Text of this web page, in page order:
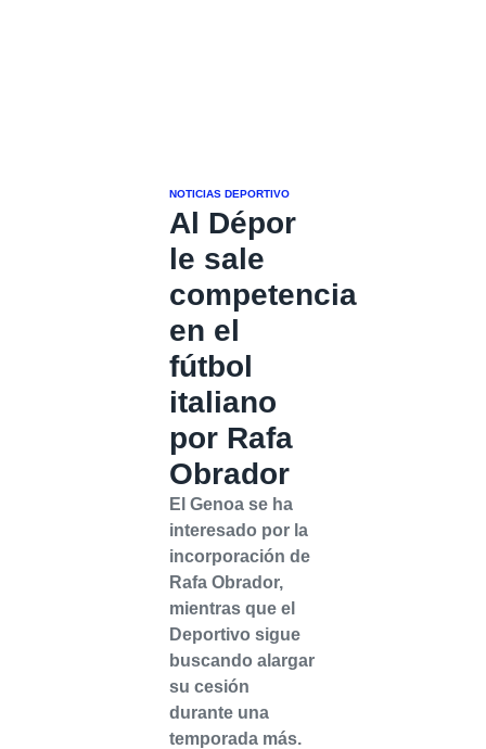
NOTICIAS DEPORTIVO
Al Dépor
le sale
competencia
en el
fútbol
italiano
por Rafa
Obrador
El Genoa se ha
interesado por la
incorporación de
Rafa Obrador,
mientras que el
Deportivo sigue
buscando alargar
su cesión
durante una
temporada más.